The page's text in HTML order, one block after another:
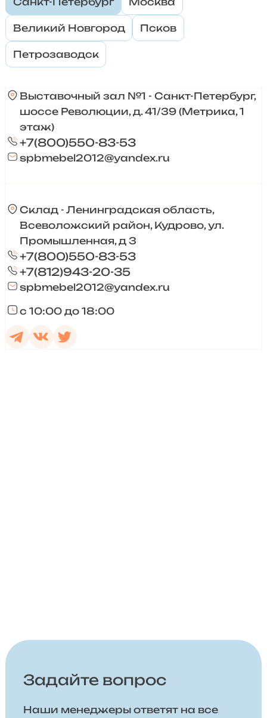
Великий Новгород Псков
Петрозаводск
Выставочный зал №1 - Санкт-Петербург,
шоссе Революции, д. 41/39 (Метрика, 1
этаж)
+7(800)550-83-53
spbmebel2012@yandex.ru
Склад - Ленинградская область,
Всеволожский район, Кудрово, ул.
Промышленная, д 3
+7(800)550-83-53
+7(812)943-20-35
spbmebel2012@yandex.ru
с 10:00 до 18:00
Задайте вопрос
Наши менеджеры ответят на все